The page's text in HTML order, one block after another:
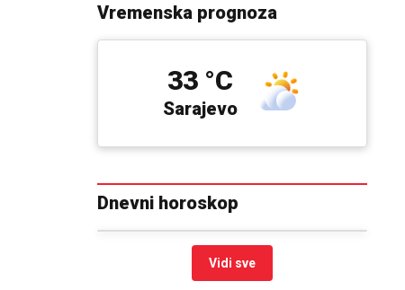
Vremenska prognoza
Sarajevo
33 °C
Dnevni horoskop
Vidi sve